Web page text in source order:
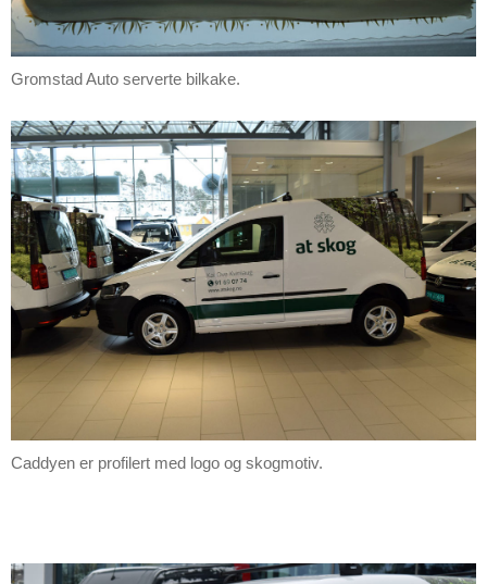
Gromstad Auto serverte bilkake.
Caddyen er profilert med logo og skogmotiv.